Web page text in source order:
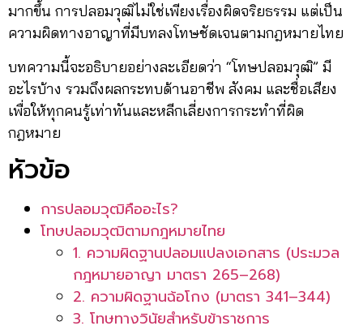
มากขึ้น การปลอมวุฒิไม่ใช่เพียงเรื่องผิดจริยธรรม แต่เป็น
ความผิดทางอาญาที่มีบทลงโทษชัดเจนตามกฎหมายไทย
บทความนี้จะอธิบายอย่างละเอียดว่า “โทษปลอมวุฒิ” มี
อะไรบ้าง รวมถึงผลกระทบด้านอาชีพ สังคม และชื่อเสียง
เพื่อให้ทุกคนรู้เท่าทันและหลีกเลี่ยงการกระทำที่ผิด
กฎหมาย
หัวข้อ
การปลอมวุฒิคืออะไร?
โทษปลอมวุฒิตามกฎหมายไทย
1. ความผิดฐานปลอมแปลงเอกสาร (ประมวล
กฎหมายอาญา มาตรา 265–268)
2. ความผิดฐานฉ้อโกง (มาตรา 341–344)
3. โทษทางวินัยสำหรับข้าราชการ